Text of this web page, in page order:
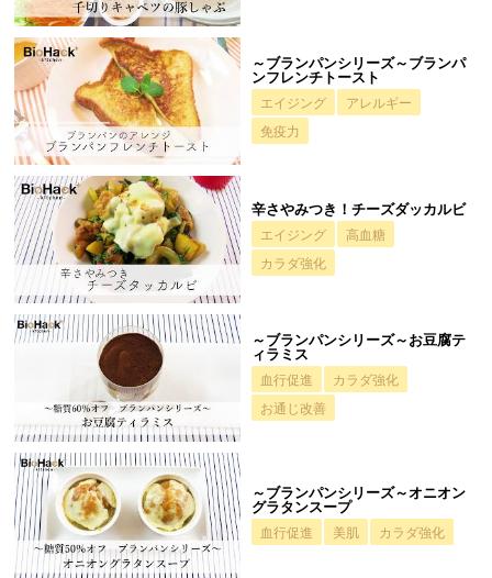
～ブランパンシリーズ～ブランパ
ンフレンチトースト
エイジング
アレルギー
免疫力
辛さやみつき！チーズダッカルビ
エイジング
高血糖
カラダ強化
～ブランパンシリーズ～お豆腐テ
ィラミス
血行促進
カラダ強化
お通じ改善
～ブランパンシリーズ～オニオン
グラタンスープ
血行促進 美肌 カラダ強化